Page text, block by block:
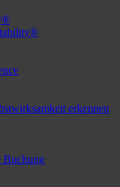
erkennen
Buchung